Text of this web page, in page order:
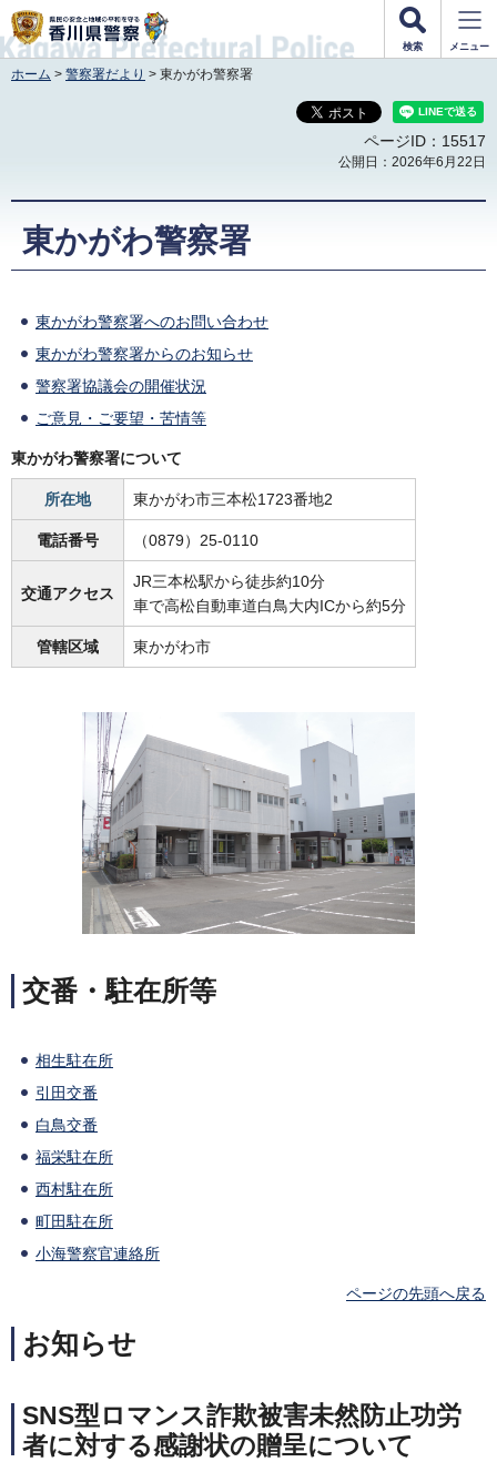
香川県警察
検索 メニュー
ホーム > 警察署だより > 東かがわ警察署
ページID：15517
公開日：2026年6月22日
東かがわ警察署
東かがわ警察署へのお問い合わせ
東かがわ警察署からのお知らせ
警察署協議会の開催状況
ご意見・ご要望・苦情等
東かがわ警察署について
所在地 東かがわ市三本松1723番地2
電話番号 （0879）25-0110
交通アクセス
JR三本松駅から徒歩約10分
車で高松自動車道白鳥大内ICから約5分
管轄区域 東かがわ市
交番・駐在所等
相生駐在所
引田交番
白鳥交番
福栄駐在所
西村駐在所
町田駐在所
小海警察官連絡所
ページの先頭へ戻る
お知らせ
SNS型ロマンス詐欺被害未然防止功労
者に対する感謝状の贈呈について